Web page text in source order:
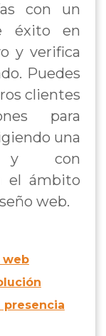
con un
éxito en
y verifica
Puedes
clientes
para
una
y con
el ámbito
web.
web